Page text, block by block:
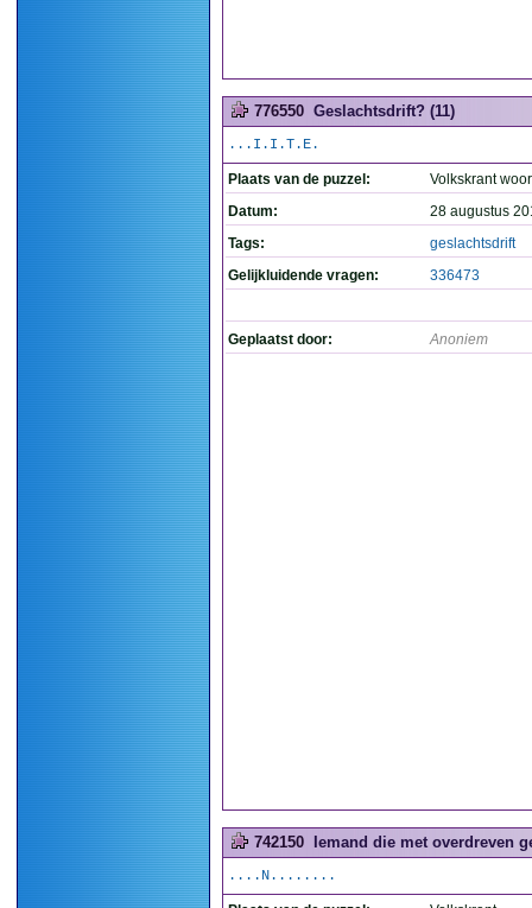
776550 Geslachtsdrift? (11)
...I.I.T.E.
Plaats van de puzzel:
Volkskrant
Datum:
28 augustus
Tags:
geslachtsdrift
Gelijkluidende vragen:
336473
Geplaatst door: Anoniem
742150 Iemand die met overdreven
....N........